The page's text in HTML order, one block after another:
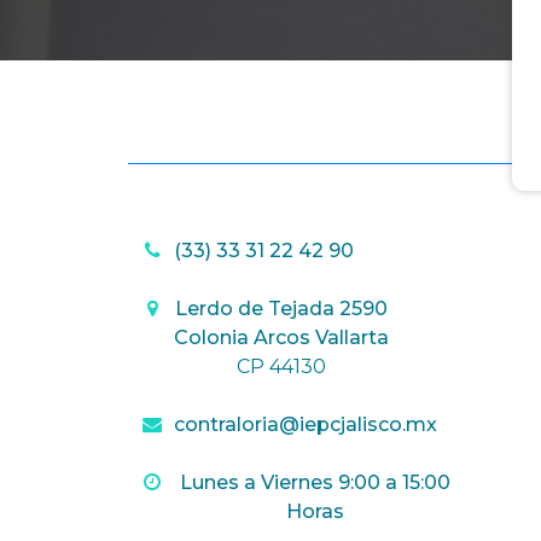
(33) 33 31 22 42 90
Lerdo de Tejada 2590
Colonia Arcos Vallarta
CP 44130
contraloria@iepcjalisco.mx
Lunes a Viernes 9:00 a 15:00
Horas